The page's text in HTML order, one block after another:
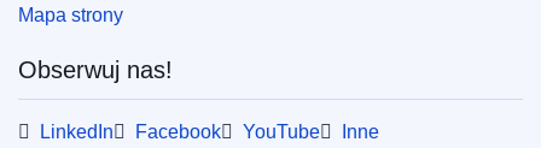
Mapa strony
Obserwuj nas!
LinkedIn Facebook YouTube Inne